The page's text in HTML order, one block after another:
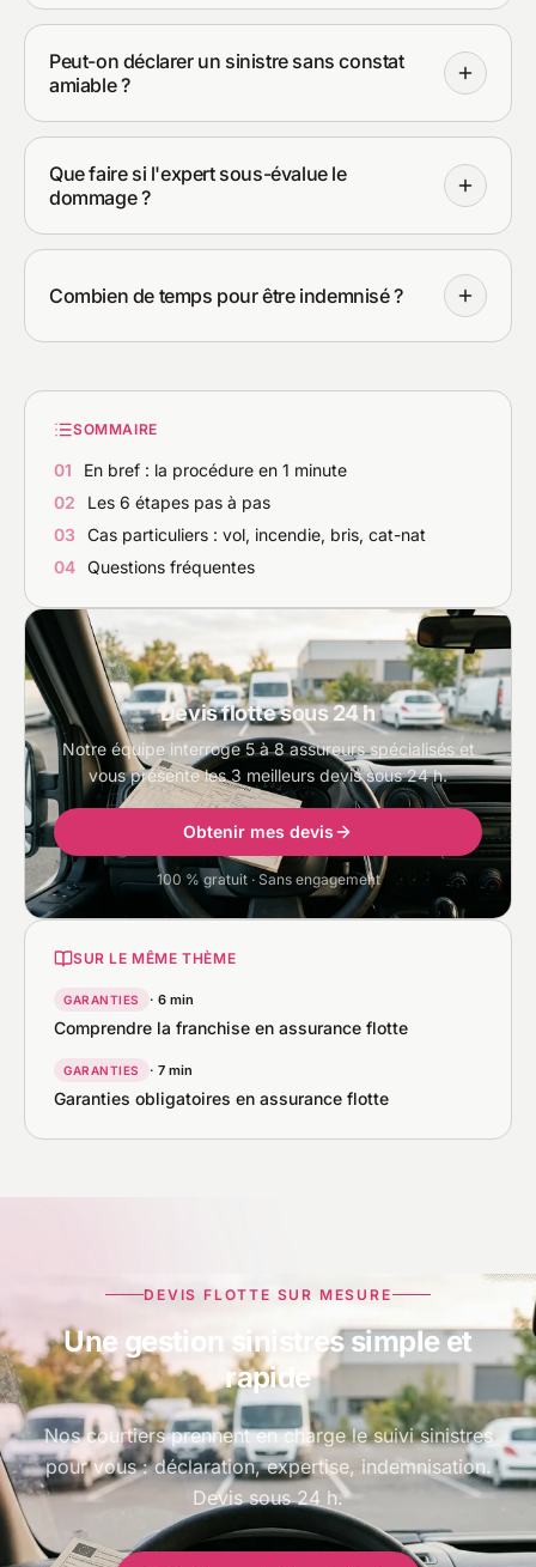
Peut-on déclarer un sinistre sans constat
amiable ?
Que faire si l'expert sous-évalue le
dommage ?
Combien de temps pour être indemnisé ?
SOMMAIRE
01
En bref : la procédure en 1 minute
02
Les 6 étapes pas à pas
03
Cas particuliers : vol, incendie, bris, cat-nat
04 Questions fréquentes
Devis flotte sous 24 h
Notre équipe interroge 5 à 8 assureurs spécialisés et
vous présente les 3 meilleurs devis sous 24 h.
Obtenir mes devis
100 % gratuit · Sans engagement
SUR LE MÊME THÈME
GARANTIES · 6 min
Comprendre la franchise en assurance flotte
GARANTIES · 7 min
Garanties obligatoires en assurance flotte
DEVIS FLOTTE SUR MESURE
Une gestion sinistres simple et
rapide
Nos courtiers prennent en charge le suivi sinistres
pour vous : déclaration, expertise, indemnisation.
Devis sous 24 h.